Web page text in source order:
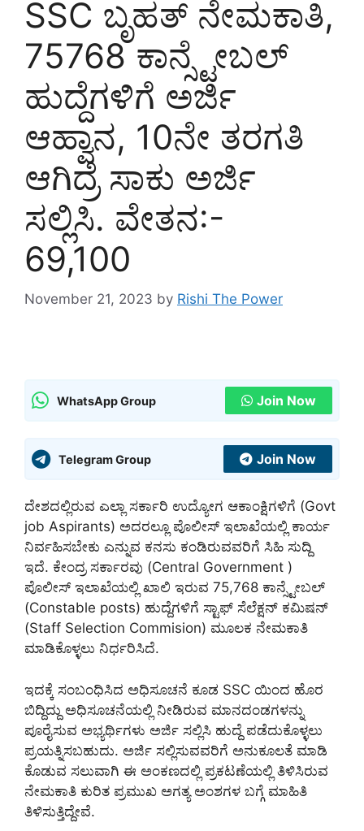
SSC ಬೃಹತ್ ನೇಮಕಾತಿ,
75768 ಕಾನ್ಸ್ಟೇಬಲ್
ಹುದ್ದೆಗಳಿಗೆ ಅರ್ಜಿ
ಆಹ್ವಾನ, 10ನೇ ತರಗತಿ
ಆಗಿದ್ರೆ ಸಾಕು ಅರ್ಜಿ
ಸಲ್ಲಿಸಿ. ವೇತನ:-
69,100
November 21, 2023 by Rishi The Power
WhatsApp Group Join Now
Telegram Group Join Now
ದೇಶದಲ್ಲಿರುವ ಎಲ್ಲಾ ಸರ್ಕಾರಿ ಉದ್ಯೋಗ ಆಕಾಂಕ್ಷಿಗಳಿಗೆ (Govt
job Aspirants) ಅದರಲ್ಲೂ ಪೊಲೀಸ್ ಇಲಾಖೆಯಲ್ಲಿ ಕಾರ್ಯ
ನಿರ್ವಹಿಸಬೇಕು ಎನ್ನುವ ಕನಸು ಕಂಡಿರುವವರಿಗೆ ಸಿಹಿ ಸುದ್ದಿ
ಇದೆ. ಕೇಂದ್ರ ಸರ್ಕಾರವು (Central Government )
ಪೊಲೀಸ್ ಇಲಾಖೆಯಲ್ಲಿ ಖಾಲಿ ಇರುವ 75,768 ಕಾನ್ಸ್ಟೇಬಲ್
(Constable posts) ಹುದ್ದೆಗಳಿಗೆ ಸ್ಟಾಫ್ ಸೆಲೆಕ್ಷನ್ ಕಮಿಷನ್
(Staff Selection Commision) ಮೂಲಕ ನೇಮಕಾತಿ
ಮಾಡಿಕೊಳ್ಳಲು ನಿರ್ಧರಿಸಿದೆ.
ಇದಕ್ಕೆ ಸಂಬಂಧಿಸಿದ ಅಧಿಸೂಚನೆ ಕೂಡ SSC ಯಿಂದ ಹೊರ
ಬಿದ್ದಿದ್ದು ಅಧಿಸೂಚನೆಯಲ್ಲಿ ನೀಡಿರುವ ಮಾನದಂಡಗಳನ್ನು
ಪೂರೈಸುವ ಅಭ್ಯರ್ಥಿಗಳು ಅರ್ಜಿ ಸಲ್ಲಿಸಿ ಹುದ್ದೆ ಪಡೆದುಕೊಳ್ಳಲು
ಪ್ರಯತ್ನಿಸಬಹುದು. ಅರ್ಜಿ ಸಲ್ಲಿಸುವವರಿಗೆ ಅನುಕೂಲತೆ ಮಾಡಿ
ಕೊಡುವ ಸಲುವಾಗಿ ಈ ಅಂಕಣದಲ್ಲಿ ಪ್ರಕಟಣೆಯಲ್ಲಿ ತಿಳಿಸಿರುವ
ನೇಮಕಾತಿ ಕುರಿತ ಪ್ರಮುಖ ಅಗತ್ಯ ಅಂಶಗಳ ಬಗ್ಗೆ ಮಾಹಿತಿ
ತಿಳಿಸುತ್ತಿದ್ದೇವೆ.